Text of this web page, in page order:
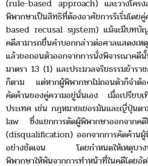
(rule-based approach) และวางโครง
พิพากษาเป็นสิทธิที่ต้องอาศัยการริเริ่มโ
based recusal system) แม้จะมีบทบั
คดีสามารถยื่นคำบอกกล่าวต่อศาลแสดงเ
แล้วขอถอนตัวออกจากการนั่งพิจารณาคดีนั้
มาตรา 13 (1) และประมวลจริยธรรมข้ารา
ก็ตาม แต่หากผู้พิพากษาไม่ถอนตัวก็จำต้อ
คัดค้านของคู่ความอยู่นั่นเอง เมื่อเปรียบ
ประเทศ เช่น กฎหมายเยอรมันและญี่ปุ่น
law ซึ่งแยกการตัดผู้พิพากษาออกจากคดี
(disqualification) ออกจากการคัดค้าน
อย่างชัดเจน โดยกำหนดให้เหตุบางป
พิพากษาให้พ้นจากการทำหน้าที่ในคดีโด